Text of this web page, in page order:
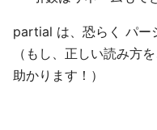
partial は、恐らく パー
（もし、正しい読み方
助かります！）